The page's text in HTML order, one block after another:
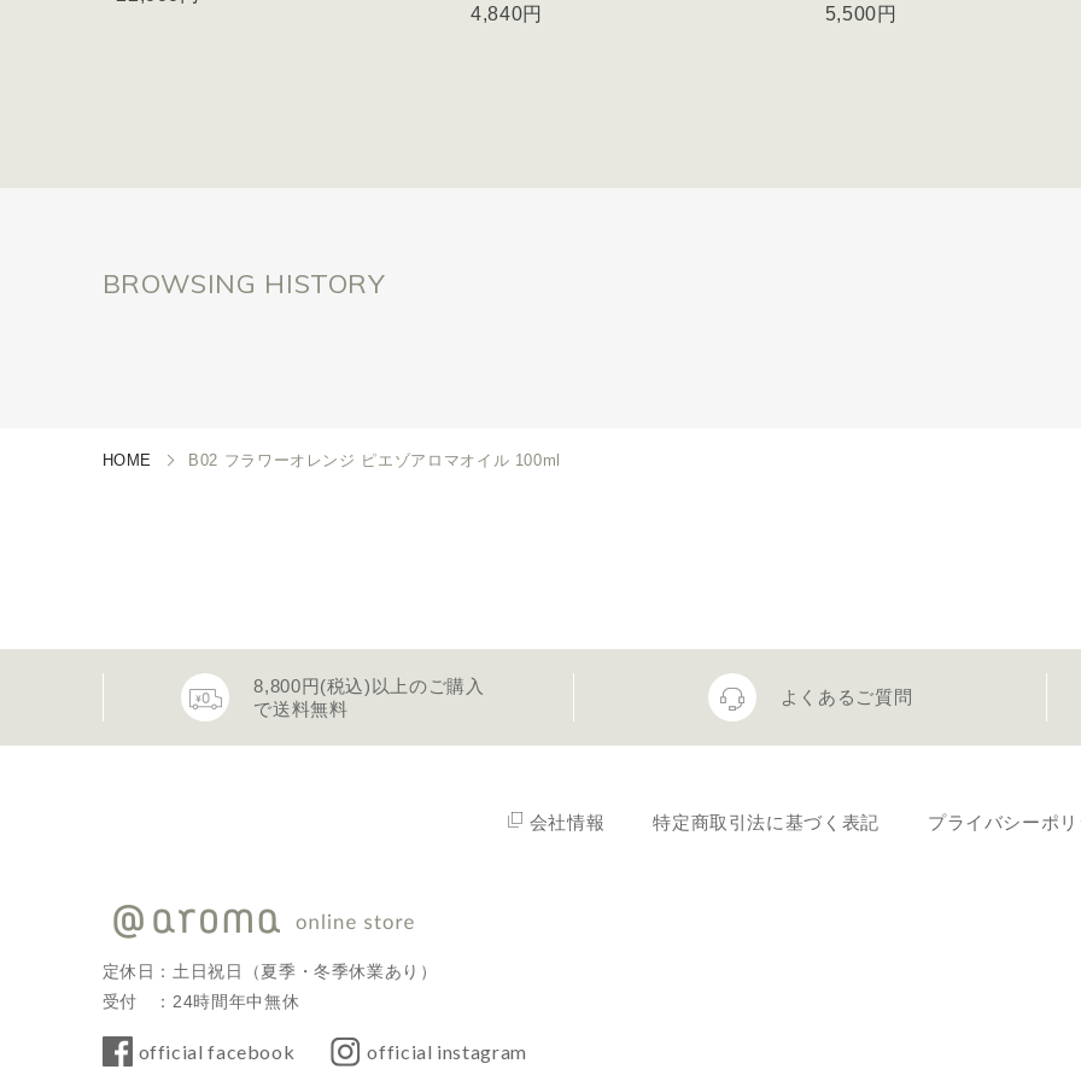
4,840円 5,500円
BROWSING HISTORY
HOME B02 フラワーオレンジ ピエゾアロマオイル 100ml
8,800円(税込)以上のご購入
で送料無料
よくあるご質問
会社情報 特定商取引法に基づく表記 プライバシーポ
定休日：土日祝日（夏季・冬季休業あり）
受付 ：24時間年中無休
official facebook official instagram